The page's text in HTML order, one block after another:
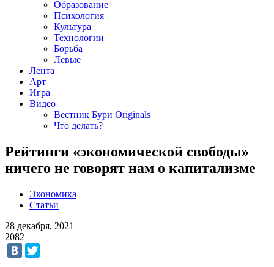
Образование
Психология
Культура
Технологии
Борьба
Левые
Лента
Арт
Игра
Видео
Вестник Бури Originals
Что делать?
Рейтинги «экономической свободы»
ничего не говорят нам о капитализме
Экономика
Статьи
28 декабря, 2021
2082